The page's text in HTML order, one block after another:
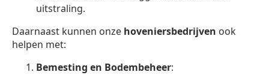
uitstraling.
Daarnaast kunnen onze hoveniersbedrijven ook
helpen met:
Bemesting en Bodembeheer: